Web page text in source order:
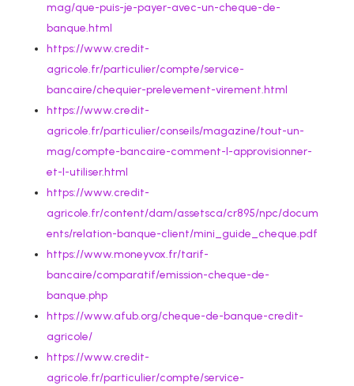
mag/que-puis-je-payer-avec-un-cheque-de-
banque.html
https://www.credit-
agricole.fr/particulier/compte/service-
bancaire/chequier-prelevement-virement.html
https://www.credit-
agricole.fr/particulier/conseils/magazine/tout-un-
mag/compte-bancaire-comment-l-approvisionner-
et-l-utiliser.html
https://www.credit-
agricole.fr/content/dam/assetsca/cr895/npc/docum
ents/relation-banque-client/mini_guide_cheque.pdf
https://www.moneyvox.fr/tarif-
bancaire/comparatif/emission-cheque-de-
banque.php
https://www.afub.org/cheque-de-banque-credit-
agricole/
https://www.credit-
agricole.fr/particulier/compte/service-